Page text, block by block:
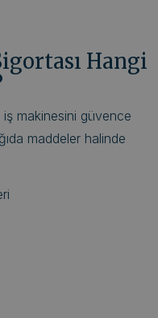
Hangi
iş makinesini güvence
maddeler halinde